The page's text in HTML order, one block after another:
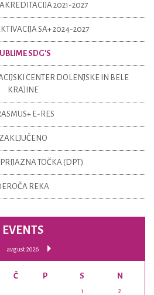
2021-2027
SA+ 2024-2027
SDG'S
CENTER DOLENJSKE IN BELE
KRAJINE
E-RES
ZAKLJUČENO
TOČKA (DPT)
REKA
EVENTS
avgust 2026
Č P S N
1 2